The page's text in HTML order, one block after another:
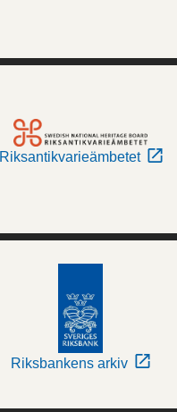
Riksantikvarieämbetet
Riksbankens arkiv